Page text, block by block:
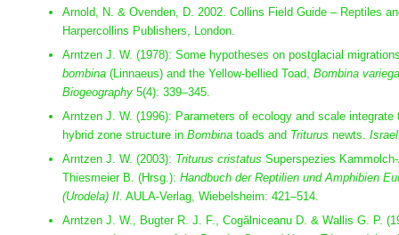
Arnold, N. & Ovenden, D. 2002. Collins Field Guide – Reptiles
Harpercollins Publishers, London.
Arntzen J. W. (1978): Some hypotheses on postglacial
bombina (Linnaeus) and the Yellow-bellied Toad, Bombina
Biogeography 5(4): 339–345.
Arntzen J. W. (1996): Parameters of ecology and scale
hybrid zone structure in Bombina toads and Triturus newts.
Arntzen J. W. (2003): Triturus cristatus Superspezies
Thiesmeier B. (Hrsg.): Handbuch der Reptilien und Amphibien
(Urodela) II. AULA-Verlag, Wiebelsheim: 421–514.
Arntzen J. W., Bugter R. J. F., Cogălniceanu D. & Wallis G. P.